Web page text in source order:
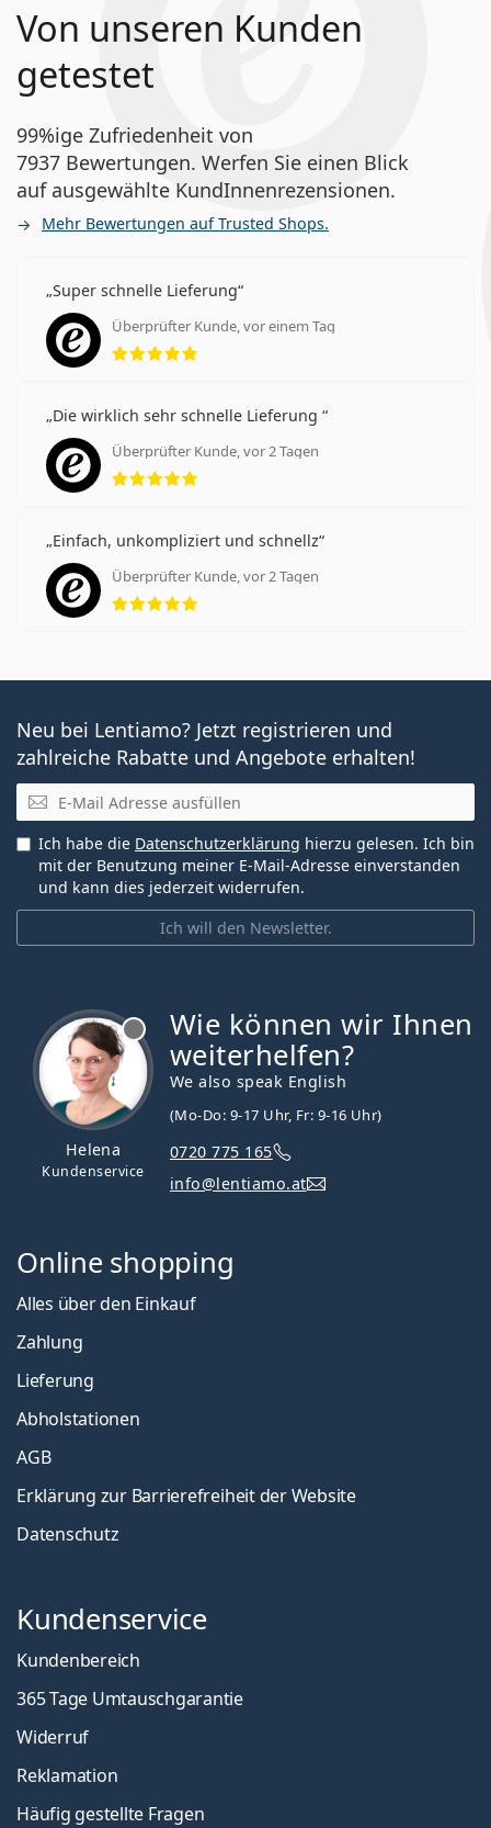
Von unseren Kunden
getestet
99%ige Zufriedenheit von
7937 Bewertungen. Werfen Sie einen Blick
auf ausgewählte KundInnenrezensionen.
Mehr Bewertungen auf Trusted Shops.
Super schnelle Lieferung
Überprüfter Kunde, vor einem Tag
Bewertung 5 aus 5
Die wirklich sehr schnelle Lieferung
Überprüfter Kunde, vor 2 Tagen
Bewertung 5 aus 5
Einfach, unkompliziert und schnellz
Überprüfter Kunde, vor 2 Tagen
Bewertung 5 aus 5
Neu bei Lentiamo? Jetzt registrieren und
zahlreiche Rabatte und Angebote erhalten!
E-Mail
Ich will den Newsletter.
Ich habe die Datenschutzerklärung hierzu gelesen. Ich bin
mit der Benutzung meiner E-Mail-Adresse einverstanden
und kann dies jederzeit widerrufen.
Helena
Kundenservice
Wie können wir Ihnen
weiterhelfen?
We also speak English
(Mo-Do: 9-17 Uhr, Fr: 9-16 Uhr)
0720 775 165
info@lentiamo.at
Online shopping
Alles über den Einkauf
Zahlung
Lieferung
Abholstationen
AGB
Erklärung zur Barrierefreiheit der Website
Datenschutz
Kundenservice
Kundenbereich
365 Tage Umtauschgarantie
Widerruf
Reklamation
Häufig gestellte Fragen